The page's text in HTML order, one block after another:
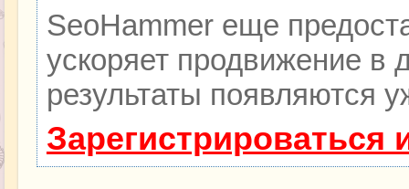
SeoHammer еще
ускоряет продвижение в
результаты появляются